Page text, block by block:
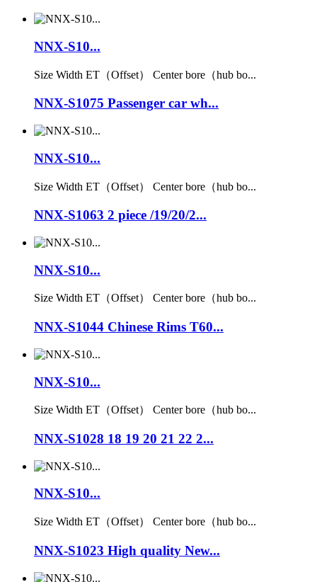
NNX-S10...
Size Width ET（Offset） Center bore（hub bo...
NNX-S1075 Passenger car wh...
NNX-S10...
Size Width ET（Offset） Center bore（hub bo...
NNX-S1063 2 piece /19/20/2...
NNX-S10...
Size Width ET（Offset） Center bore（hub bo...
NNX-S1044 Chinese Rims T60...
NNX-S10...
Size Width ET（Offset） Center bore（hub bo...
NNX-S1028 18 19 20 21 22 2...
NNX-S10...
Size Width ET（Offset） Center bore（hub bo...
NNX-S1023 High quality New...